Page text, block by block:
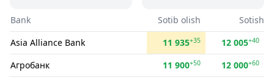
Bank Sotib olish
Sotish
Asia Alliance Bank
11 935+35 12 005+40
Агробанк 11 900+50 12 000+60